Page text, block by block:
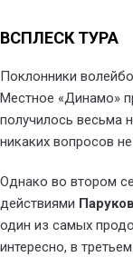
ВСПЛЕСК ТУРА
Поклонники
Местное «Динамо»
получилось весьма
никаких вопросов
Однако во втором
действиями
один из самых
интересно, в